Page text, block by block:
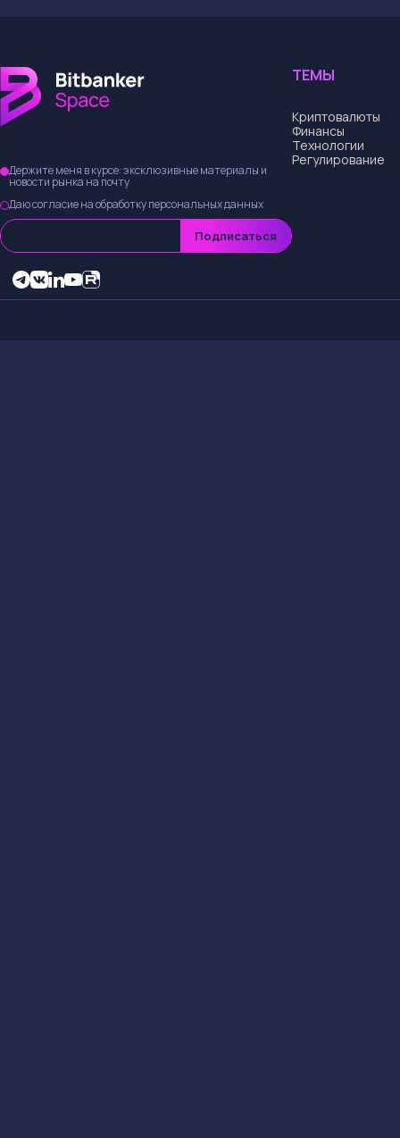
Держите меня в курсе: эксклюзивные материалы и
новости рынка на почту
Даю согласие на обработку персональных данных
Подписаться
ТЕМЫ
Криптовалюты
Финансы
Технологии
Регулирование